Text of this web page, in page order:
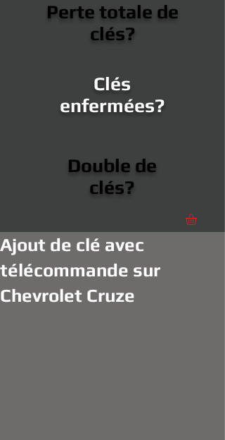
Perte totale de
clés?
Clés
enfermées?
Double de
clés?
Ajout de clé avec
télécommande sur
Chevrolet Cruze